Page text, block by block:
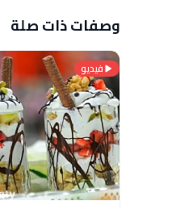
وصفات ذات صلة
فيديو